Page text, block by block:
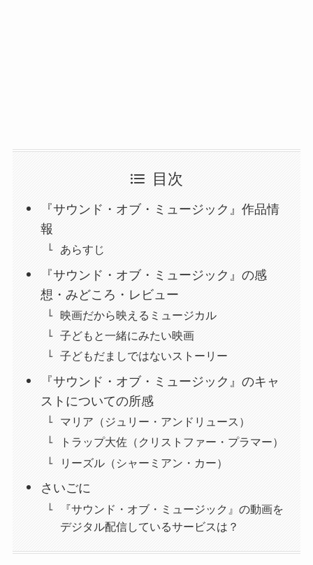
目次
『サウンド・オブ・ミュージック』作品情
報
あらすじ
『サウンド・オブ・ミュージック』の感
想・みどころ・レビュー
映画だから映えるミュージカル
子どもと一緒にみたい映画
子どもだましではないストーリー
『サウンド・オブ・ミュージック』のキャ
ストについての所感
マリア（ジュリー・アンドリュース）
トラップ大佐（クリストファー・プラマー）
リーズル（シャーミアン・カー）
さいごに
『サウンド・オブ・ミュージック』の動画を
デジタル配信しているサービスは？